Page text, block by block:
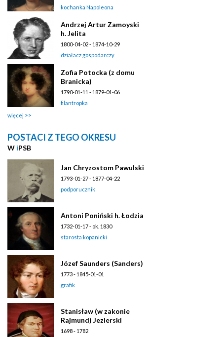
kochanka Napoleona
Andrzej Artur Zamoyski
h. Jelita
1800-04-02 - 1874-10-29
działacz gospodarczy
Zofia Potocka (z domu
Branicka)
1790-01-11 - 1879-01-06
filantropka
więcej
POSTACI Z TEGO OKRESU
W iPSB
Jan Chryzostom Pawulski
1793-01-27 - 1877-04-22
podporucznik
Antoni Poniński h. Łodzia
1732-01-17 - ok. 1830
starosta kopanicki
Józef Saunders (Sanders)
1773 - 1845-01-01
grafik
Stanisław (w zakonie
Rajmund) Jezierski
1698 - 1782